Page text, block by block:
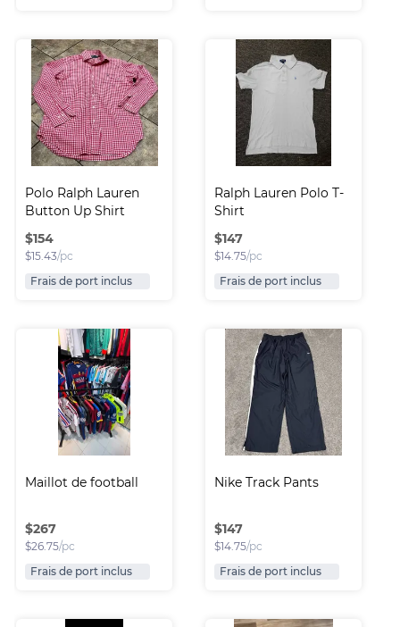
Polo Ralph Lauren
Button Up Shirt
$154
$15.43/pc
Frais de port inclus
Ralph Lauren Polo T-
Shirt
$147
$14.75/pc
Frais de port inclus
Maillot de football
$267
$26.75/pc
Frais de port inclus
Nike Track Pants
$147
$14.75/pc
Frais de port inclus